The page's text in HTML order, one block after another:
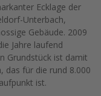
Ecklage der
Unterbach,
Gebäude. 2009
Jahre laufend
Grundstück ist damit
das für die rund 8.000
ist.